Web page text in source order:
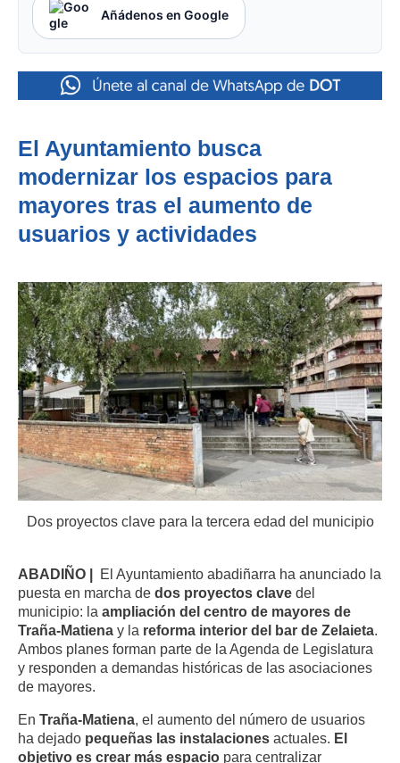
Añádenos en Google
El Ayuntamiento busca
modernizar los espacios para
mayores tras el aumento de
usuarios y actividades
Dos proyectos clave para la tercera edad del municipio
ABADIÑO | El Ayuntamiento abadiñarra ha anunciado la
puesta en marcha de dos proyectos clave del
municipio: la ampliación del centro de mayores de
Traña-Matiena y la reforma interior del bar de Zelaieta.
Ambos planes forman parte de la Agenda de Legislatura
y responden a demandas históricas de las asociaciones
de mayores.
En Traña-Matiena, el aumento del número de usuarios
ha dejado pequeñas las instalaciones actuales. El
objetivo es crear más espacio para centralizar